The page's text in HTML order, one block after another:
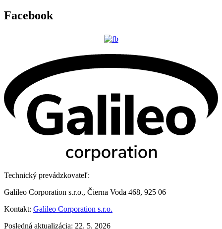
Facebook
Technický prevádzkovateľ:
Galileo Corporation s.r.o., Čierna Voda 468, 925 06
Kontakt: Galileo Corporation s.r.o.
Posledná aktualizácia: 22. 5. 2026